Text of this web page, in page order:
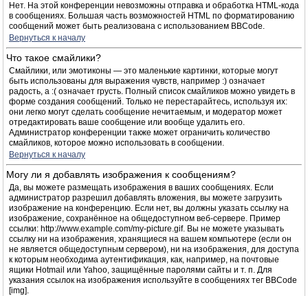
Нет. На этой конференции невозможны отправка и обработка HTML-кода
в сообщениях. Большая часть возможностей HTML по форматированию
сообщений может быть реализована с использованием BBCode.
Вернуться к началу
Что такое смайлики?
Смайлики, или эмотиконы — это маленькие картинки, которые могут
быть использованы для выражения чувств, например :) означает
радость, а :( означает грусть. Полный список смайликов можно увидеть в
форме создания сообщений. Только не перестарайтесь, используя их:
они легко могут сделать сообщение нечитаемым, и модератор может
отредактировать ваше сообщение или вообще удалить его.
Администратор конференции также может ограничить количество
смайликов, которое можно использовать в сообщении.
Вернуться к началу
Могу ли я добавлять изображения к сообщениям?
Да, вы можете размещать изображения в ваших сообщениях. Если
администратор разрешил добавлять вложения, вы можете загрузить
изображение на конференцию. Если нет, вы должны указать ссылку на
изображение, сохранённое на общедоступном веб-сервере. Пример
ссылки: http://www.example.com/my-picture.gif. Вы не можете указывать
ссылку ни на изображения, хранящиеся на вашем компьютере (если он
не является общедоступным сервером), ни на изображения, для доступа
к которым необходима аутентификация, как, например, на почтовые
ящики Hotmail или Yahoo, защищённые паролями сайты и т. п. Для
указания ссылок на изображения используйте в сообщениях тег BBCode
[img].